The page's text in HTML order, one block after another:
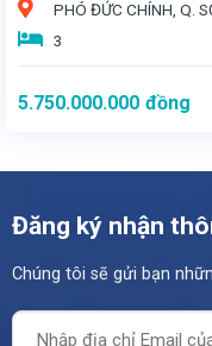
PHÓ ĐỨC CHÍNH, Q.
3
5.750.000.000 đồng
Đăng ký nhận
Chúng tôi sẽ gửi bạn